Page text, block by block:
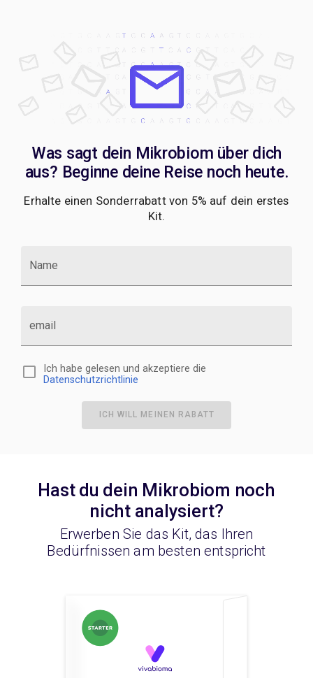
Was sagt dein Mikrobiom über dich
aus? Beginne deine Reise noch heute.
Erhalte einen Sonderrabatt von 5% auf dein erstes
Kit.
Name
email
Ich habe gelesen und akzeptiere die
Datenschutzrichtlinie
ICH WILL MEINEN RABATT
Hast du dein Mikrobiom noch
nicht analysiert?
Erwerben Sie das Kit, das Ihren
Bedürfnissen am besten entspricht